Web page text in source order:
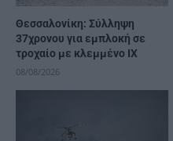
Θεσσαλονίκη: Σύλληψη
37χρονου για εμπλοκή σε
τροχαίο με κλεμμένο ΙΧ
08/08/2026